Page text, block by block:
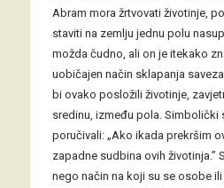
Abram mora žrtvovati životinje,
staviti na zemlju jednu polu
možda čudno, ali on je itekako
uobičajen način sklapanja
bi ovako posložili životinje,
sredinu, između pola. Simbolički
poručivali: „Ako ikada prekršim
zapadne sudbina ovih životinja.”
nego način na koji su se osobe